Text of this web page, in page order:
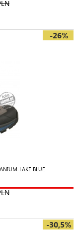
-26%
LAKE BLUE
-30,5%